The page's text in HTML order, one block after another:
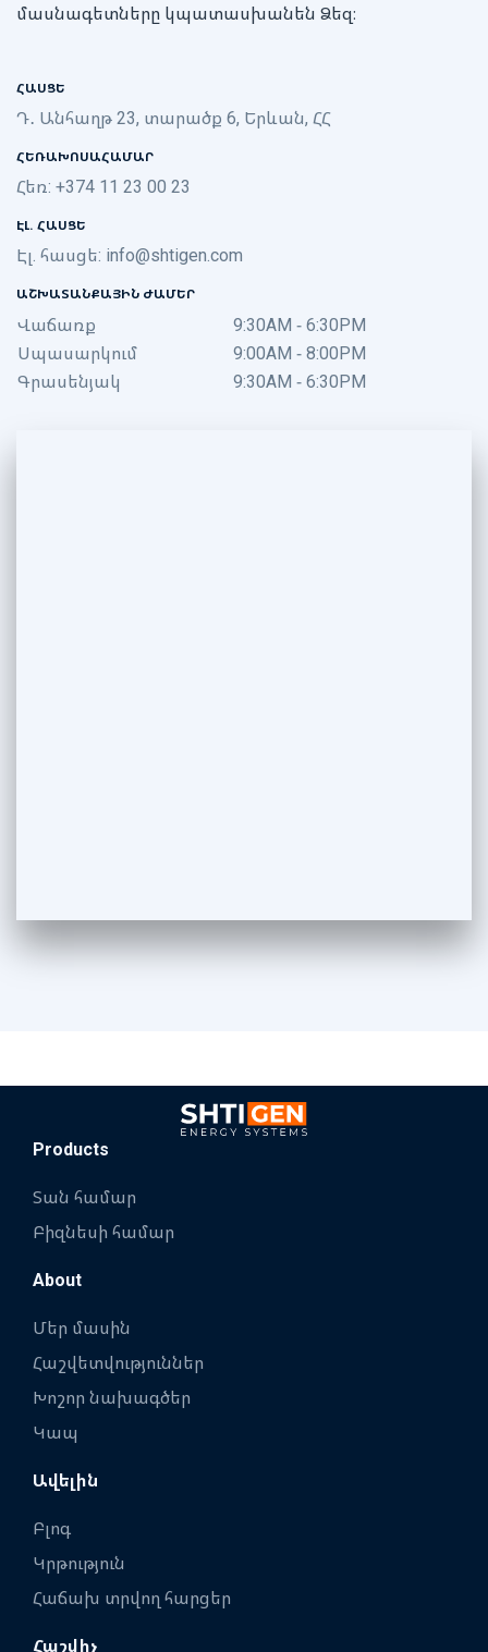
մասնագետները կպատասխանեն Ձեզ։
ՀԱՍՑԵ
Դ․ Անհաղթ 23, տարածք 6, Երևան, ՀՀ
ՀԵՌԱԽՈՍԱՀԱՄԱՐ
Հեռ: +374 11 23 00 23
ԷԼ. ՀԱՍՑԵ
Էլ. հասցե: info@shtigen.com
ԱՇԽԱՏԱՆՔԱՅԻՆ ԺԱՄԵՐ
Վաճառք
9:30AM - 6:30PM
Սպասարկում
9:00AM - 8:00PM
Գրասենյակ
9:30AM - 6:30PM
Products
Տան համար
Բիզնեսի համար
About
Մեր մասին
Հաշվետվություններ
Խոշոր նախագծեր
Կապ
Ավելին
Բլոգ
Կրթություն
Հաճախ տրվող հարցեր
Հաշվիչ